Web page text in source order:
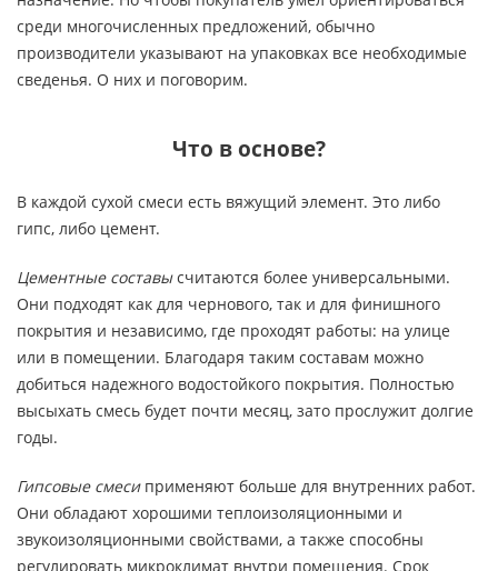
среди многочисленных предложений, обычно
производители указывают на упаковках все необходимые
сведенья. О них и поговорим.
Что в основе?
В каждой сухой смеси есть вяжущий элемент. Это либо
гипс, либо цемент.
Цементные составысчитаются более универсальными.
Они подходят как для чернового, так и для финишного
покрытия и независимо, где проходят работы: на улице
или в помещении. Благодаря таким составам можно
добиться надежного водостойкого покрытия. Полностью
высыхать смесь будет почти месяц, зато прослужит долгие
годы.
Гипсовые смесиприменяют больше для внутренних работ.
Они обладают хорошими теплоизоляционными и
звукоизоляционными свойствами, а также способны
регулировать микроклимат внутри помещения. Срок